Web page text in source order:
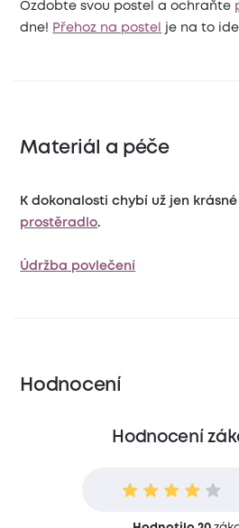
Ozdobte svou postel a ochraňte
dne! Přehoz na postel je na to
Materiál a péče
K dokonalosti chybí už jen krásné
prostěradlo.
Údržba povlečení
Hodnocení
Hodnocení